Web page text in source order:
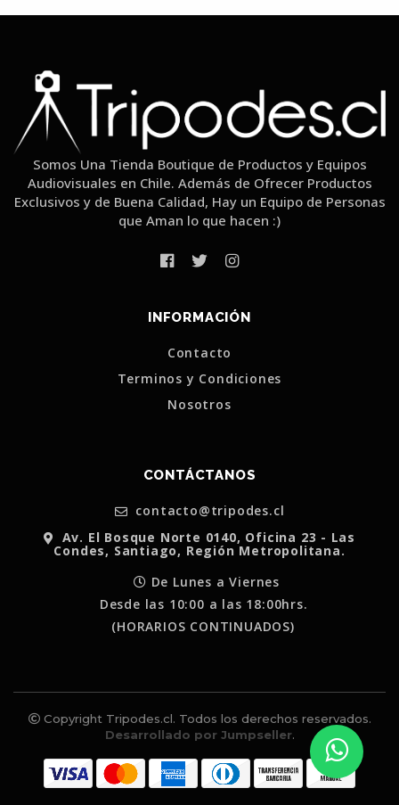
Somos Una Tienda Boutique de Productos y Equipos
Audiovisuales en Chile. Además de Ofrecer Productos
Exclusivos y de Buena Calidad, Hay un Equipo de Personas
que Aman lo que hacen :)
INFORMACIÓN
Contacto
Terminos y Condiciones
Nosotros
CONTÁCTANOS
contacto@tripodes.cl
Av. El Bosque Norte 0140, Oficina 23 - Las
Condes, Santiago, Región Metropolitana.
De Lunes a Viernes
Desde las 10:00 a las 18:00hrs.
(HORARIOS CONTINUADOS)
Copyright Tripodes.cl. Todos los derechos reservados.
Desarrollado por Jumpseller.